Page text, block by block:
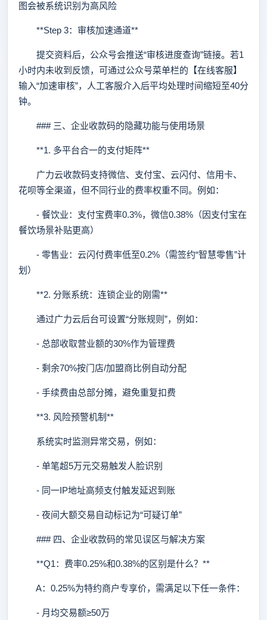
图会被系统识别为高风险
**Step 3：审核加速通道**
提交资料后，公众号会推送“审核进度查询”链接。若1
小时内未收到反馈，可通过公众号菜单栏的【在线客服】
输入“加速审核”，人工客服介入后平均处理时间缩短至40分
钟。
### 三、企业收款码的隐藏功能与使用场景
**1. 多平台合一的支付矩阵**
广力云收款码支持微信、支付宝、云闪付、信用卡、
花呗等全渠道，但不同行业的费率权重不同。例如：
- 餐饮业：支付宝费率0.3%，微信0.38%（因支付宝在
餐饮场景补贴更高）
- 零售业：云闪付费率低至0.2%（需签约“智慧零售”计
划）
**2. 分账系统：连锁企业的刚需**
通过广力云后台可设置“分账规则”，例如：
- 总部收取营业额的30%作为管理费
- 剩余70%按门店/加盟商比例自动分配
- 手续费由总部分摊，避免重复扣费
**3. 风险预警机制**
系统实时监测异常交易，例如：
- 单笔超5万元交易触发人脸识别
- 同一IP地址高频支付触发延迟到账
- 夜间大额交易自动标记为“可疑订单”
### 四、企业收款码的常见误区与解决方案
**Q1：费率0.25%和0.38%的区别是什么？**
A：0.25%为特约商户专享价，需满足以下任一条件：
- 月均交易额≥50万